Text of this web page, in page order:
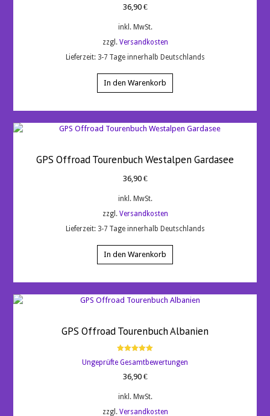
36,90 €
inkl. MwSt.
zzgl. Versandkosten
Lieferzeit: 3-7 Tage innerhalb Deutschlands
In den Warenkorb
GPS Offroad Tourenbuch Westalpen Gardasee
36,90 €
inkl. MwSt.
zzgl. Versandkosten
Lieferzeit: 3-7 Tage innerhalb Deutschlands
In den Warenkorb
GPS Offroad Tourenbuch Albanien
Bewertet
mit
von 5
Ungeprüfte Gesamtbewertungen
36,90 €
inkl. MwSt.
zzgl. Versandkosten